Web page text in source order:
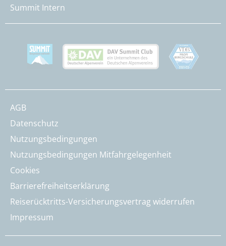
Summit Intern
AGB
Datenschutz
Nutzungsbedingungen
Nutzungsbedingungen Mitfahrgelegenheit
Cookies
Barrierefreiheitserklärung
Reiserücktritts-Versicherungsvertrag widerrufen
Impressum